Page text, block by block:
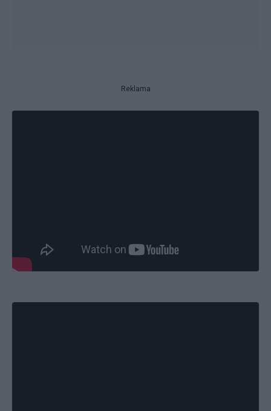
Reklama